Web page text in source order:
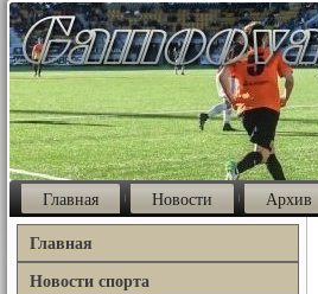
Главная Новости Архив
Главная
Новости спорта